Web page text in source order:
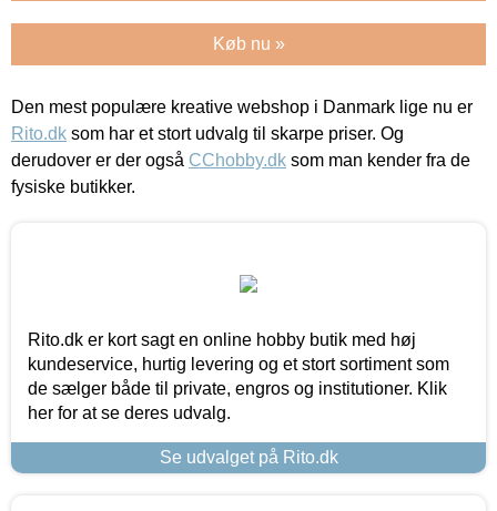
Køb nu »
Den mest populære kreative webshop i Danmark lige nu er
Rito.dk som har et stort udvalg til skarpe priser. Og
derudover er der også CChobby.dk som man kender fra de
fysiske butikker.
Rito.dk er kort sagt en online hobby butik med høj
kundeservice, hurtig levering og et stort sortiment som
de sælger både til private, engros og institutioner. Klik
her for at se deres udvalg.
Se udvalget på Rito.dk